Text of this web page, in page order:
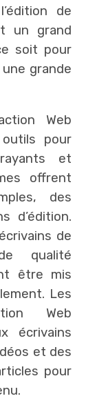
de
un grand
soit pour
grande
Web
pour
et
offrent
des
d’édition.
de
qualité
être mis
Les
Web
écrivains
et des
pour